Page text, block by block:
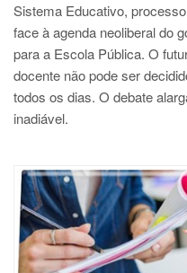
Sistema Educativo,
face à agenda neoliberal do
para a Escola Pública. O
docente não pode ser
todos os dias. O debate
inadiável.